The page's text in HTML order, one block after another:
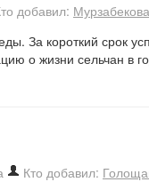
добавил:
За короткий срок
о жизни сельчан в
Кто добавил: